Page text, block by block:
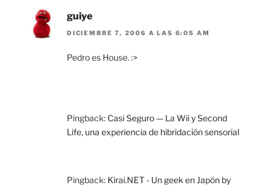
guiye
DICIEMBRE 7, 2006 A LAS 6:05 AM
Pedro es House. :>
Pingback: Casi Seguro — La Wii y Second
Life, una experiencia de hibridación sensorial
Pingback: Kirai.NET - Un geek en Japón by